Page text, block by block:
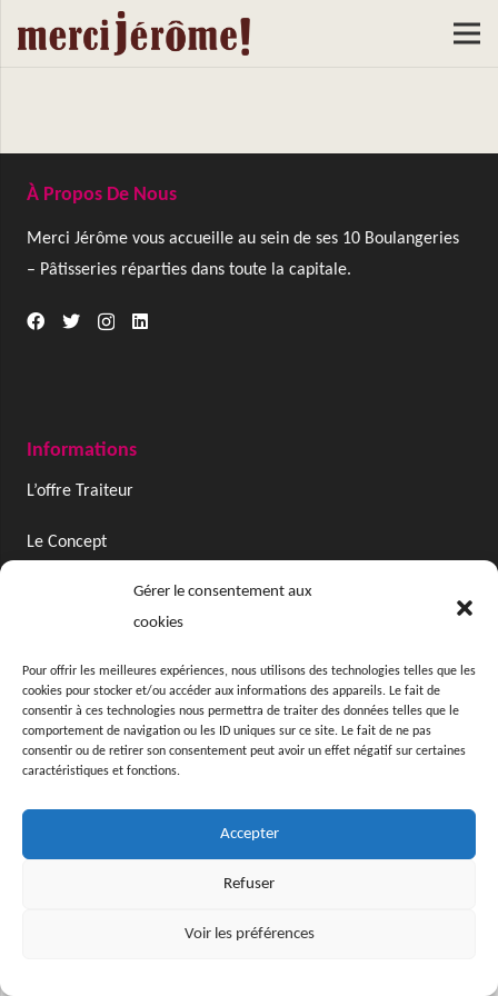
Gérer le consentement aux
cookies
Pour offrir les meilleures expériences, nous utilisons des technologies telles que les
cookies pour stocker et/ou accéder aux informations des appareils. Le fait de
consentir à ces technologies nous permettra de traiter des données telles que le
comportement de navigation ou les ID uniques sur ce site. Le fait de ne pas
consentir ou de retirer son consentement peut avoir un effet négatif sur certaines
caractéristiques et fonctions.
Accepter
Refuser
Voir les préférences
À Propos De Nous
Merci Jérôme vous accueille au sein de ses 10 Boulangeries
– Pâtisseries réparties dans toute la capitale.
Informations
L’offre Traiteur
Le Concept
Contact